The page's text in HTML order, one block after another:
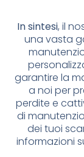
In sintesi, il
una vasta
garantire la
a noi per
perdite e
di
dei tuoi
informazioni